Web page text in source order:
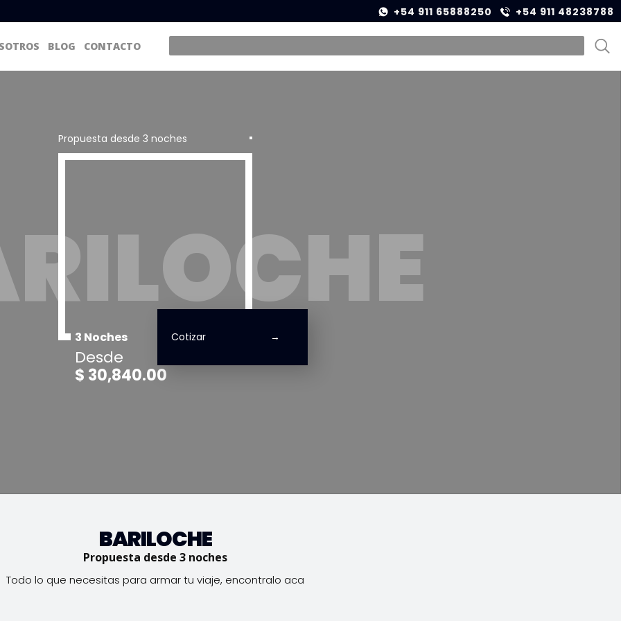
+54 911 65888250 +54 911 48238788
BLOG CONTACTO
Propuesta desde 3 noches
3 Noches
Desde
$ 30,840.00
Cotizar
BARILOCHE
Propuesta desde 3 noches
Todo lo que necesitas para armar tu viaje, encontralo aca